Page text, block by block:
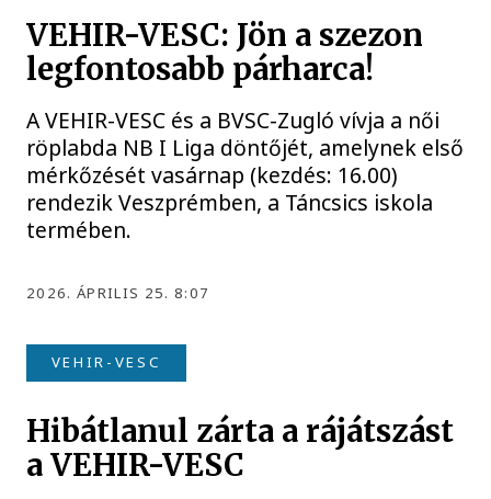
VEHIR-VESC: Jön a szezon
legfontosabb párharca!
A VEHIR-VESC és a BVSC-Zugló vívja a női
röplabda NB I Liga döntőjét, amelynek első
mérkőzését vasárnap (kezdés: 16.00)
rendezik Veszprémben, a Táncsics iskola
termében.
2026. ÁPRILIS 25. 8:07
VEHIR-VESC
Hibátlanul zárta a rájátszást
a VEHIR-VESC